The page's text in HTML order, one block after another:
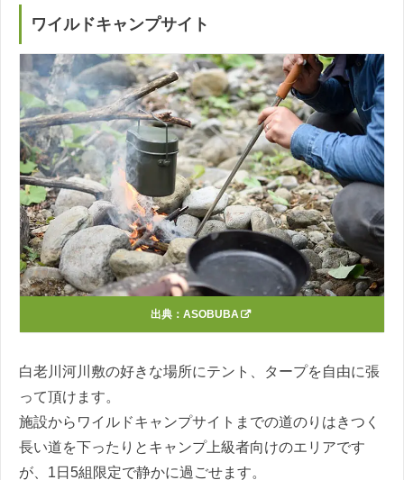
ワイルドキャンプサイト
出典： ASOBUBA
白老川河川敷の好きな場所にテント、タープを自由に張
って頂けます。
施設からワイルドキャンプサイトまでの道のりはきつく
長い道を下ったりとキャンプ上級者向けのエリアです
が、1日5組限定で静かに過ごせます。